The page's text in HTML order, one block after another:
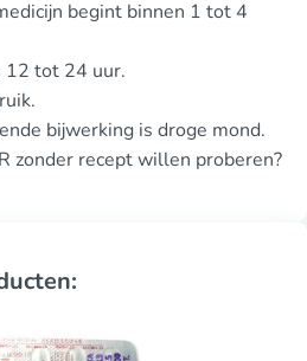
begint binnen 1 tot 4
12 tot 24 uur.
bijwerking is droge mond.
zonder recept willen proberen?